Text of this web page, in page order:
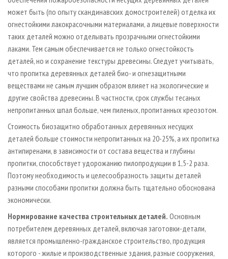
может быть (по опыту скандинавских домостроителей) отделка их
огнестойкими лакокрасочными материалами, а лицевые поверхности
таких деталей можно отделывать прозрачными огнестойкими
лаками. Тем самым обеспечивается не только огнестойкость
деталей, но и сохранение текстуры древесины. Следует учитывать,
что пропитка деревянных деталей био­- и огнезащитными
веществами не самым лучшим образом влияет на экологические и
другие свойства древесины. В частности, срок службы тесаных
непропитанных шпал больше, чем пиленых, пропитанных креозотом.
Стоимость биозащитно обработанных деревянных несущих
деталей больше стоимости непропитанных на 20-25%, а их пропитка
антипиренами, в зависимости от состава вещества и глубины
пропитки, способствует удорожанию пилопродукции в 1,5-2 раза.
Поэтому необходимость и целесообразность защиты деталей
разными способами пропитки должна быть тщательно обоснована
экономически.
Нормирование качества строительных деталей. Основным
потребителем деревянных деталей, включая заготовки­-детали,
является промышленно­-гражданское строительство, продукция
которого - жилые и производственные здания, разные сооружения,